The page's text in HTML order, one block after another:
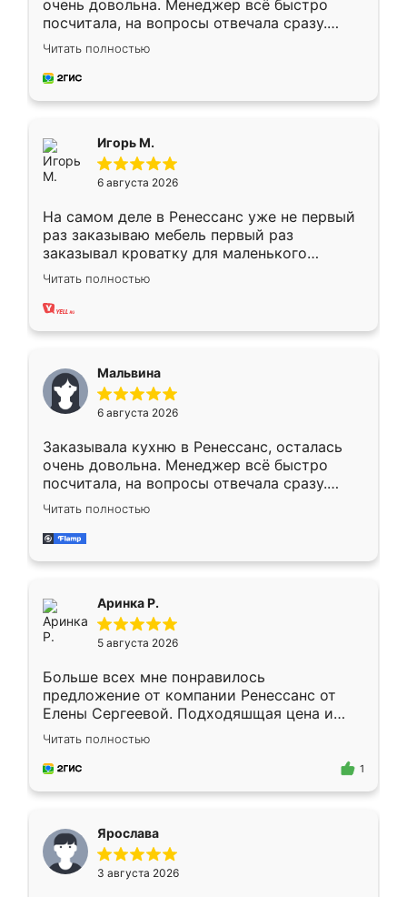
очень довольна. Менеджер всё быстро
посчитала, на вопросы отвечала сразу.
Замерщик приехал в субботу, подошёл к
делу со всей ответственностью. Собрали
за день, ребята работали аккуратно, даже
Читать полностью
Игорь М.
6 августа 2026
На самом деле в Ренессанс уже не первый
раз заказываю мебель первый раз
заказывал кроватку для маленького
ребёнка при его рождении ,во второй раз
заказал шкаф-купе. По качеству очень
хорошее сборка достаточно быстрая,
меньше, здесь же он более разнообразный.
Мне нравится ,если что-то потребуется из
мебели буду заказывать только здесь.
Читать полностью
Мальвина
6 августа 2026
Заказывала кухню в Ренессанс, осталась
очень довольна. Менеджер всё быстро
посчитала, на вопросы отвечала сразу.
Замерщик приехал в субботу, подошёл к
делу со всей ответственностью. Собрали
за день, ребята работали аккуратно, даже
Читать полностью
Аринка Р.
5 августа 2026
Больше всех мне понравилось
предложение от компании Ренессанс от
Елены Сергеевой. Подходяшщая цена и
короткие сроки изготовления. Приехавший
для замера сотрудник Владислав
предложил по моему эскизу самый
Читать полностью
1
Ярослава
3 августа 2026